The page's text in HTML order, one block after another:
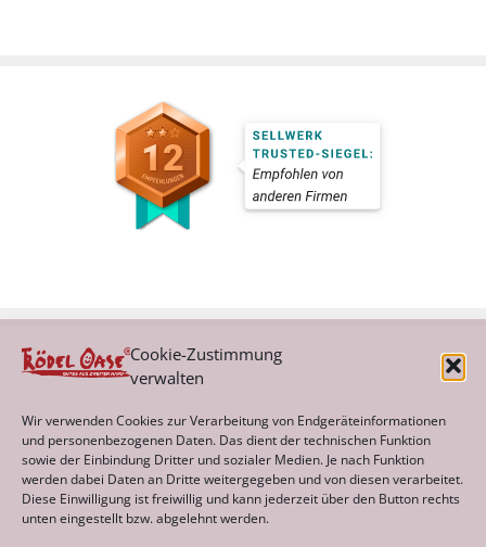
Cookie-Zustimmung
verwalten
Wir verwenden Cookies zur Verarbeitung von Endgeräteinformationen
und personenbezogenen Daten. Das dient der technischen Funktion
sowie der Einbindung Dritter und sozialer Medien. Je nach Funktion
werden dabei Daten an Dritte weitergegeben und von diesen verarbeitet.
Diese Einwilligung ist freiwillig und kann jederzeit über den Button rechts
unten eingestellt bzw. abgelehnt werden.
Archiv